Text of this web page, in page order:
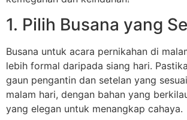
1. Pilih Busana yang
Busana untuk acara pernikahan di
lebih formal daripada siang hari.
gaun pengantin dan setelan yang
malam hari, dengan bahan yang
yang elegan untuk menangkap cahaya.